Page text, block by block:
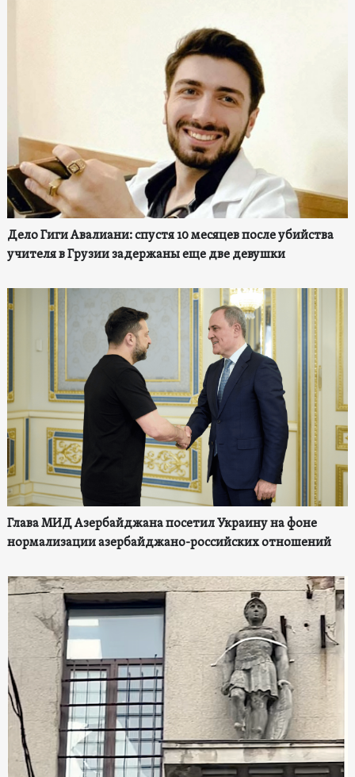
Дело Гиги Авалиани: спустя 10 месяцев после убийства
учителя в Грузии задержаны еще две девушки
Глава МИД Азербайджана посетил Украину на фоне
нормализации азербайджано-российских отношений